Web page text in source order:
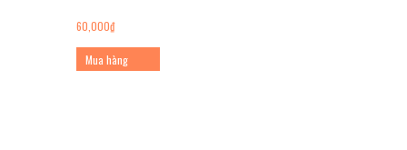
60,000₫
Mua hàng